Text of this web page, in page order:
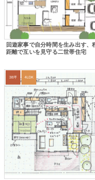
回遊家事で自分時間を生み出す、
距離で互いを見守る二世帯住宅
38坪 4LDK